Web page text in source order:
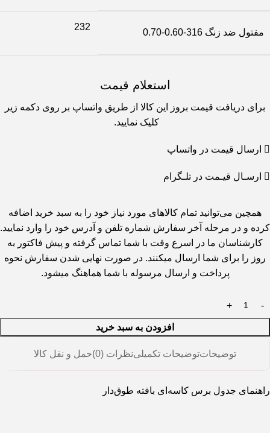
مفتول ضد زنگ 316-0.60-0.70
232
استعلام قیمت
برای دریافت قیمت بروز این کالا از طریق واتساپ بر روی دکمه زیر
کلیک نمایید.
ارسال قیمت در واتساپ
ارسـال قیـمت در تلـگرام
همچین می‌توانید تمام کالاهای مورد نیاز خود را به سبد خرید اضافه
کرده و در مرحله آخر سفارش شماره تلفن و آدرس خود را وارد نمایید.
کارشناسان ما در اسرع وقت با شما تماس گرفته و پیش فاکتور به
روز را برای شما ارسال میکنند. در صورت نهایی شدن سفارش نحوه
پرداخت و ارسال مرسوله با شما هماهنگ میشود.
افزودن به سبد خرید
توضیحاتتوضیحات تکمیلینظرات (0) حمل و نقل کالا
راهنمای جدول برس کاسه‌ای بافته طوق‌دار